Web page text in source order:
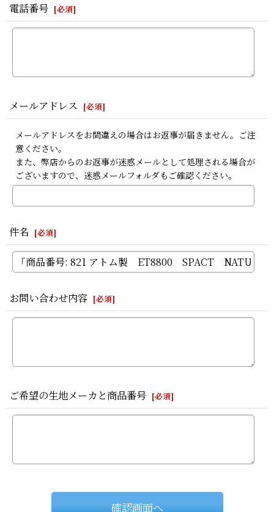
電話番号 [必須]
メールアドレス [必須]
メールアドレスをお間違えの場合はお返事が届きません。ご注
意ください。
また、弊店からのお返事が迷惑メールとして処理される場合が
ございますので、迷惑メールフォルダもご確認ください。
件名 [必須]
お問い合わせ内容 [必須]
ご希望の生地メーカと商品番号 [必須]
確認画面へ